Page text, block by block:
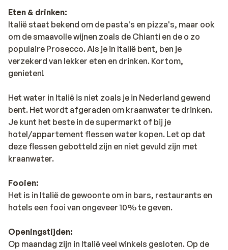
Eten & drinken:
Italië staat bekend om de pasta's en pizza's, maar ook
om de smaavolle wijnen zoals de Chianti en de o zo
populaire Prosecco. Als je in Italië bent, ben je
verzekerd van lekker eten en drinken. Kortom,
genieten!
Het water in Italië is niet zoals je in Nederland gewend
bent. Het wordt afgeraden om kraanwater te drinken.
Je kunt het beste in de supermarkt of bij je
hotel/appartement flessen water kopen. Let op dat
deze flessen gebotteld zijn en niet gevuld zijn met
kraanwater.
Fooien:
Het is in Italië de gewoonte om in bars, restaurants en
hotels een fooi van ongeveer 10% te geven.
Openingstijden:
Op maandag zijn in Italië veel winkels gesloten. Op de